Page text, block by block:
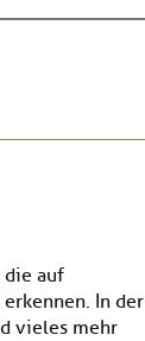
die auf
In der
vieles mehr